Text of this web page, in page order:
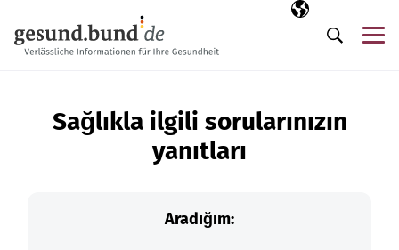
Seçili dil
TR
Arama
Sağlıkla ilgili sorularınızın
yanıtları
Aradığım: